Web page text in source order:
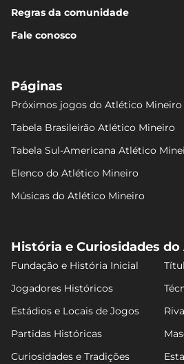
Regras da comunidade
Fale conosco
Páginas
Próximos jogos do Atlético Mineiro
Tabela Brasileirão Atlético Mineiro
Tabela Sul-Americana Atlético
Elenco do Atlético Mineiro
Músicas do Atlético Mineiro
História e Curiosidades
Fundação e História Inicial
Jogadores Históricos
Estádios e Locais de Jogos
Partidas Históricas
Curiosidades e Tradições